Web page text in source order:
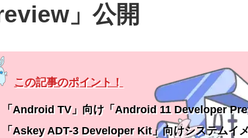
」公開
「Android TV」向け「Android 11 Developer
「Askey ADT-3 Developer Kit」向けシステムイ